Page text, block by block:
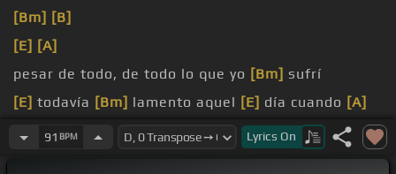
[Bm] [B]
[E] [A]
pesar de todo, de todo lo que yo [Bm] sufrí
[E] todavía [Bm] lamento aquel [E] día cuando [A]
te perdí
[D]pasar
91 BPM Lyrics On